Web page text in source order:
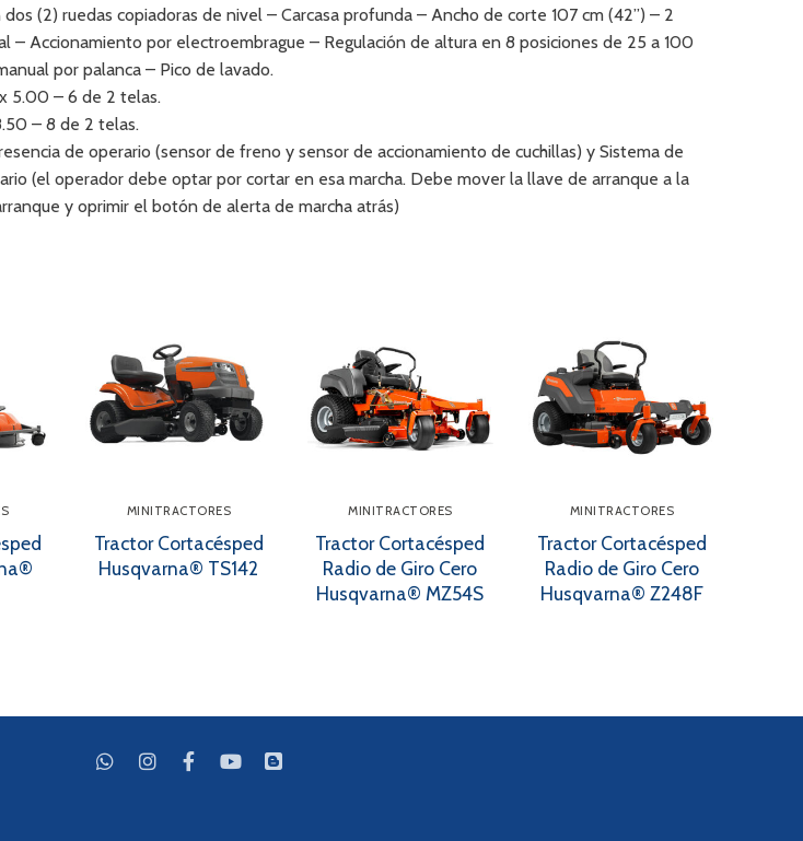
(2) ruedas copiadoras de nivel – Carcasa profunda – Ancho de corte 107 cm (42”) – 2
– Accionamiento por electroembrague – Regulación de altura en 8 posiciones de 25 a 100
por palanca – Pico de lavado.
x 5.00 – 6 de 2 telas.
– 8 de 2 telas.
de operario (sensor de freno y sensor de accionamiento de cuchillas) y Sistema de
(el operador debe optar por cortar en esa marcha. Debe mover la llave de arranque a la
y oprimir el botón de alerta de marcha atrás)
MINITRACTORES
Tractor Cortacésped
Husqvarna® TS142
MINITRACTORES
Tractor Cortacésped
Radio de Giro Cero
Husqvarna® MZ54S
MINITRACTORES
Tractor Cortacésped
Radio de Giro Cero
Husqvarna® Z248F